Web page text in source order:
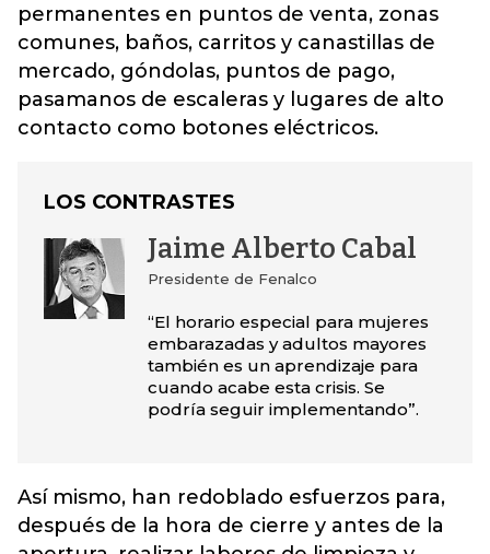
permanentes en puntos de venta, zonas
comunes, baños, carritos y canastillas de
mercado, góndolas, puntos de pago,
pasamanos de escaleras y lugares de alto
contacto como botones eléctricos.
LOS CONTRASTES
Jaime Alberto Cabal
Presidente de Fenalco
“El horario especial para mujeres
embarazadas y adultos mayores
también es un aprendizaje para
cuando acabe esta crisis. Se
podría seguir implementando”.
Así mismo, han redoblado esfuerzos para,
después de la hora de cierre y antes de la